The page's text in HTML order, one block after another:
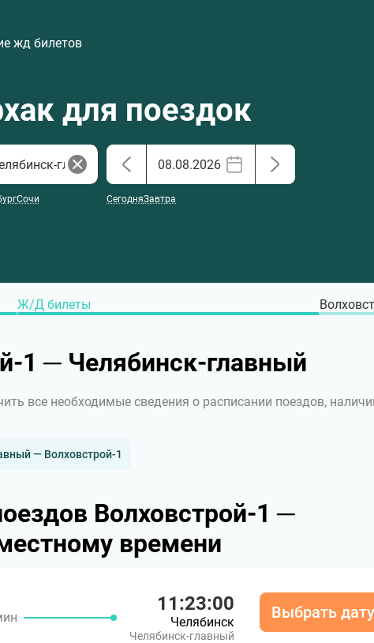
жд билетов
для поездок
Сочи СегодняЗавтра
Ж/Д билеты
1 ─ Челябинск-главный
все необходимые сведения о расписании поездов,
— Волховстрой-1
Волховстрой-1 ─
времени
11:23:00
Челябинск
Челябинск-главный
Выбрать дату